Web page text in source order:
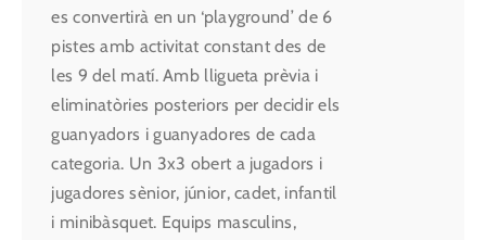
es convertirà en un ‘playground’ de 6
pistes amb activitat constant des de
les 9 del matí. Amb lligueta prèvia i
eliminatòries posteriors per decidir els
guanyadors i guanyadores de cada
categoria. Un 3x3 obert a jugadors i
jugadores sènior, júnior, cadet, infantil
i minibàsquet. Equips masculins,